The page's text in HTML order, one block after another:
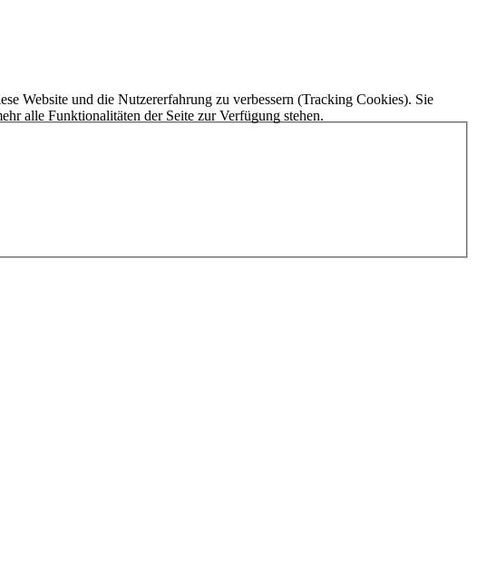
Website und die Nutzererfahrung zu verbessern (Tracking Cookies). Sie
alle Funktionalitäten der Seite zur Verfügung stehen.